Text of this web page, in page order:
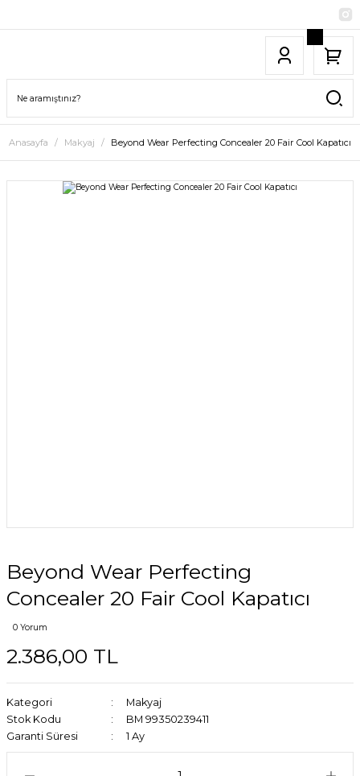
Anasayfa Makyaj Beyond Wear Perfecting Concealer 20 Fair Cool Kapatıcı
Beyond Wear Perfecting
Concealer 20 Fair Cool Kapatıcı
0 Yorum
2.386,00 TL
Kategori
Makyaj
Stok Kodu
BM 99350239411
Garanti Süresi
1 Ay